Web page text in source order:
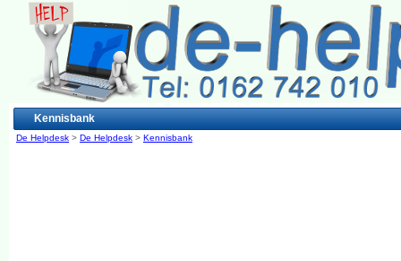
Kennisbank
De Helpdesk > De Helpdesk > Kennisbank